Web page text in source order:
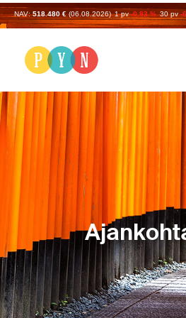
NAV: 518.480 € (06.08.2026) 1 pv -0.93 % 30 pv -